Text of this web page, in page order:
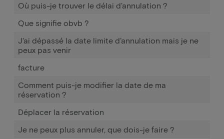
Où puis-je trouver le délai d'annulation ?
Que signifie obvb ?
J'ai dépassé la date limite d'annulation mais je ne
peux pas venir
facture
Comment puis-je modifier la date de ma
réservation ?
Déplacer la réservation
Je ne peux plus annuler, que dois-je faire ?